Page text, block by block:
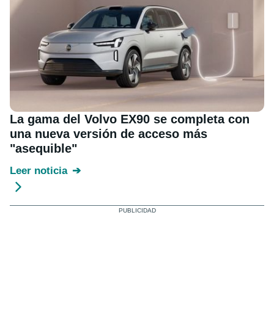
La gama del Volvo EX90 se completa con
una nueva versión de acceso más
"asequible"
Leer noticia